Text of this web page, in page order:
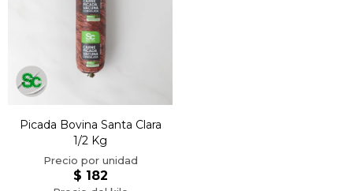
Picada Bovina Santa Clara
1/2 Kg
$ 182